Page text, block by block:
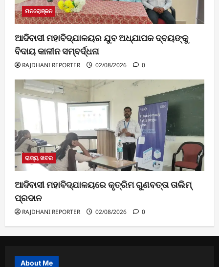
ମନରୋଞ୍ଜନ
ଆଦିବାସୀ ମହାବିଦ୍ଯାଳୟର ଯୁବ ଅଧ୍ଯାପକ ଦ୍ବୟଙ୍କୁ
ବିଦାୟ କାଳୀନ ସମ୍ବର୍ଦ୍ଧନା
RAJDHANI REPORTER 02/08/2026 0
ରାଜ୍ୟ ଖବର
ଆଦିବାସୀ ମହାବିଦ୍ଯାଳୟରେ କୃତ୍ରିମ ଗୁଣବତ୍ତା ତାଲିମ୍
ପ୍ରଦାନ
RAJDHANI REPORTER 02/08/2026 0
About Me